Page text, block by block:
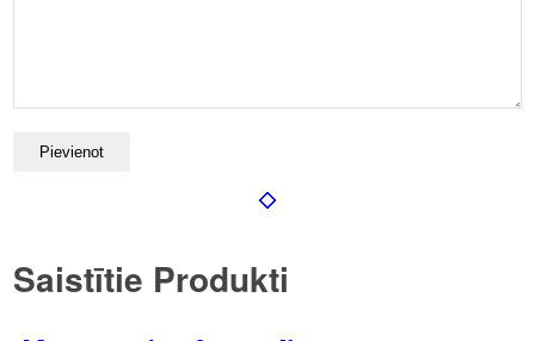
Saistītie Produkti